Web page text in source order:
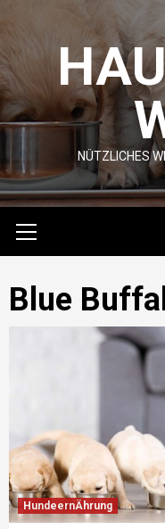
content
NÜTZLICHES
Menu
Blue
HundeernÄhrung